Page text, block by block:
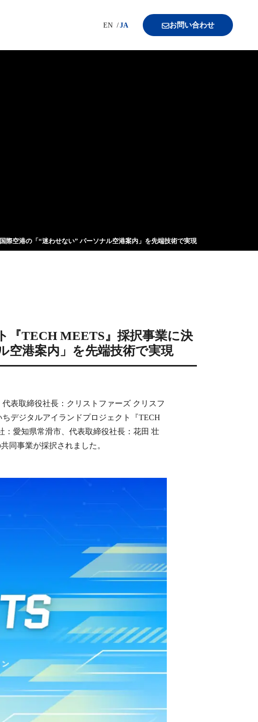
EN JA お問い合わせ
際空港の「“迷わせない” パーソナル空港案内」を先端技術で実現
『TECH MEETS』採択事業に決
空港案内」を先端技術で実現
表取締役社長：クリストファーズ クリスフ
デジタルアイランドプロジェクト『TECH
愛知県常滑市、代表取締役社長：花田 壮
同事業が採択されました。